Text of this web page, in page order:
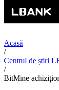
Acasă
/
Centrul de știri
/
BitMine